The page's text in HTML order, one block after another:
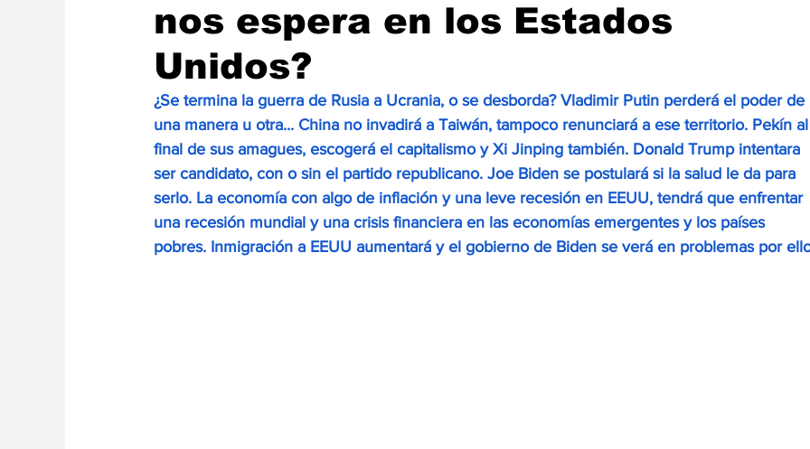
nos espera en los Estados
Unidos?
¿Se termina la guerra de Rusia a Ucrania, o se desborda? Vladimir Putin perderá el poder de
una manera u otra... China no invadirá a Taiwán, tampoco renunciará a ese territorio. Pekín
final de sus amagues, escogerá el capitalismo y Xi Jinping también. Donald Trump intentara
ser candidato, con o sin el partido republicano. Joe Biden se postulará si la salud le da para
serlo. La economía con algo de inflación y una leve recesión en EEUU, tendrá que enfrentar
una recesión mundial y una crisis financiera en las economías emergentes y los países
pobres. Inmigración a EEUU aumentará y el gobierno de Biden se verá en problemas por